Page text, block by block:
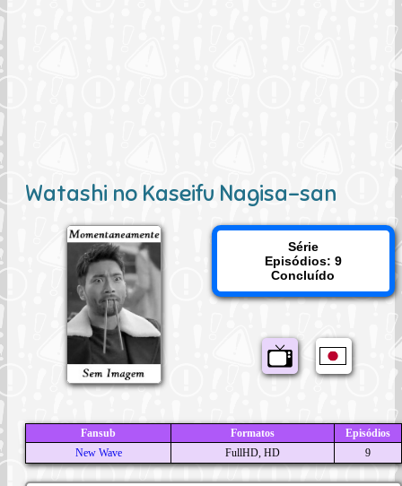
Watashi no Kaseifu Nagisa-san
Série
Episódios: 9
Concluído
Fansub Formatos
Episódios
New Wave
FullHD, HD 9